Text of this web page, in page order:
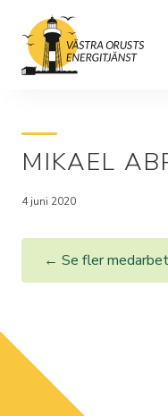
Om föreningen
Elnät
Driftinformation
Kundtjänst
Nyheter
MIKAEL
4 juni 2020
← Se fler